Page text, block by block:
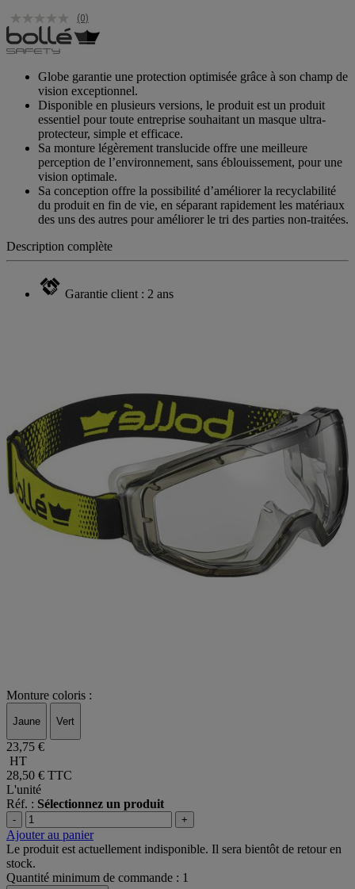
(0)
Globe garantie une protection optimisée grâce à son champ de
vision exceptionnel.
Disponible en plusieurs versions, le produit est un produit
essentiel pour toute entreprise souhaitant un masque ultra-
protecteur, simple et efficace.
Sa monture légèrement translucide offre une meilleure
perception de l’environnement, sans éblouissement, pour une
vision optimale.
Sa conception offre la possibilité d’améliorer la recyclabilité
du produit en fin de vie, en séparant rapidement les matériaux
des uns des autres pour améliorer le tri des parties non-traitées.
Description complète
Garantie client : 2 ans
Monture coloris :
Jaune Vert
23,75 €
HT
28,50 € TTC
L'unité
Réf. : Sélectionnez un produit
- +
Ajouter au panier
Le produit est actuellement indisponible. Il sera bientôt de retour en
stock.
Quantité minimum de commande : 1